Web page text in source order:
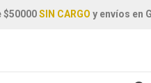
$50000SIN CARGO y envíos en